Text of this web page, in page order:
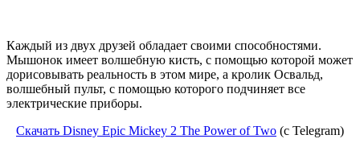
Каждый из двух друзей обладает своими способностями.
Мышонок имеет волшебную кисть, с помощью которой может
дорисовывать реальность в этом мире, а кролик Освальд,
волшебный пульт, с помощью которого подчиняет все
электрические приборы.
Скачать Disney Epic Mickey 2 The Power of Two (c Telegram)